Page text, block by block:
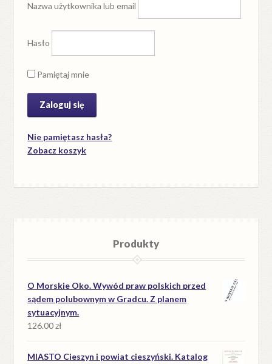
Nazwa użytkownika lub email
Hasło
Pamiętaj mnie
Nie pamiętasz hasła?
Zobacz koszyk
Produkty
O Morskie Oko. Wywód praw polskich przed
sądem polubownym w Gradcu. Z planem
sytuacyjnym.
126.00zł
MIASTO Cieszyn i powiat cieszyński. Katalog